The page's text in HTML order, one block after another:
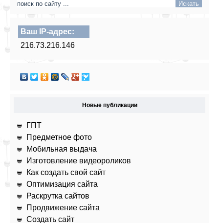
Ваш IP-адрес:
216.73.216.146
Новые публикации
ГПТ
Предметное фото
Мобильная выдача
Изготовление видеороликов
Как создать свой сайт
Оптимизация сайта
Раскрутка сайтов
Продвижение сайта
Создать сайт